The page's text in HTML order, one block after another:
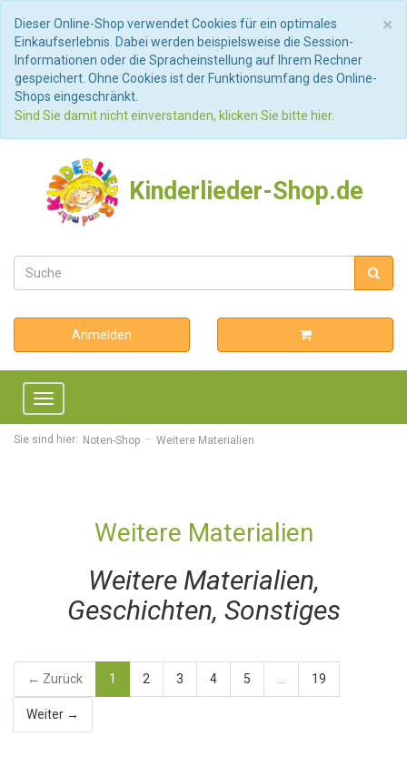
×
Dieser Online-Shop verwendet Cookies für ein optimales
Einkaufserlebnis. Dabei werden beispielsweise die Session-
Informationen oder die Spracheinstellung auf Ihrem Rechner
gespeichert. Ohne Cookies ist der Funktionsumfang des Online-
Shops eingeschränkt.
Sind Sie damit nicht einverstanden, klicken Sie bitte hier.
Kinderlieder-Shop.de
Anmelden
Toggle
navigation
Sie sind hier: Noten-Shop Weitere Materialien
Weitere Materialien
Weitere Materialien,
Geschichten, Sonstiges
← Zurück 1 2 3 4 5 19
Weiter →